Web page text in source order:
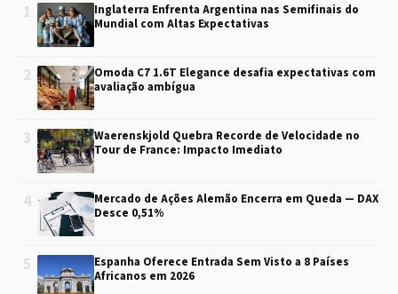
1
Inglaterra Enfrenta Argentina nas Semifinais do
Mundial com Altas Expectativas
2
Omoda C7 1.6T Elegance desafia expectativas com
avaliação ambígua
3
Waerenskjold Quebra Recorde de Velocidade no
Tour de France: Impacto Imediato
4
Mercado de Ações Alemão Encerra em Queda — DAX
Desce 0,51%
5
Espanha Oferece Entrada Sem Visto a 8 Países
Africanos em 2026